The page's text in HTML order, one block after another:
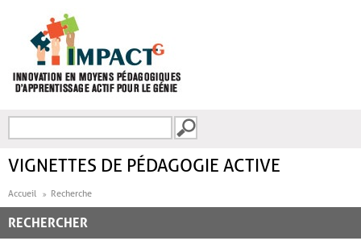
FORMULAIRE DE
VIGNETTES DE PÉDAGOGIE ACTIVE
Accueil Recherche
RECHERCHER